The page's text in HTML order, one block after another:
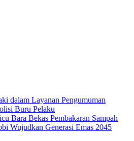
dalam Layanan Pengumuman
Buru Pelaku
Bara Bekas Pembakaran Sampah
Wujudkan Generasi Emas 2045